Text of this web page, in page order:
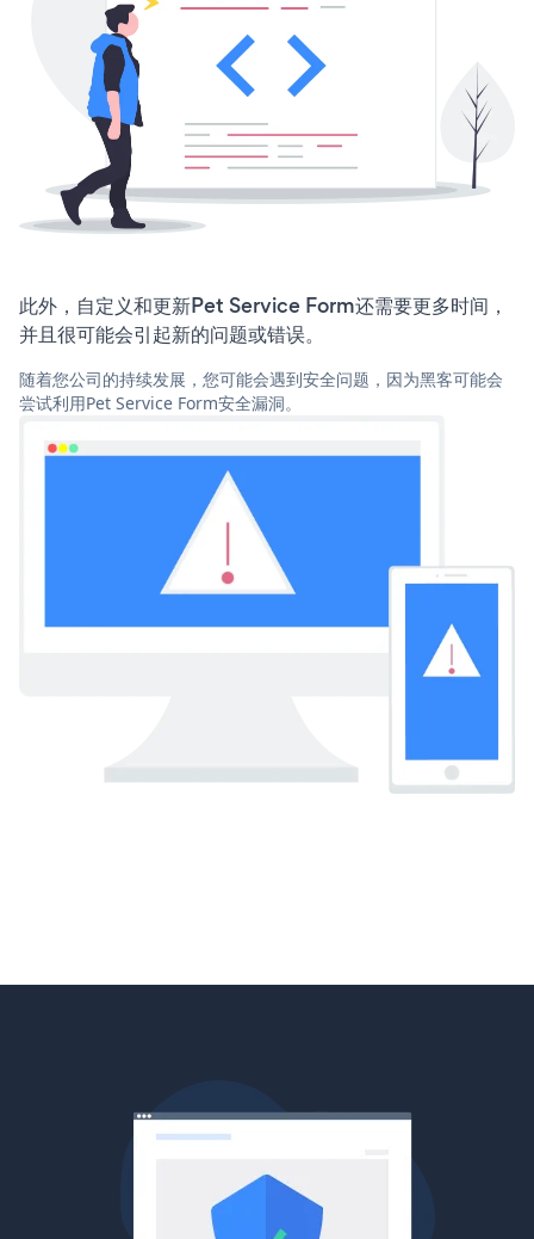
此外，自定义和更新Pet Service Form还需要更多时间，
并且很可能会引起新的问题或错误。
随着您公司的持续发展，您可能会遇到安全问题，因为黑客可能会
尝试利用Pet Service Form安全漏洞。